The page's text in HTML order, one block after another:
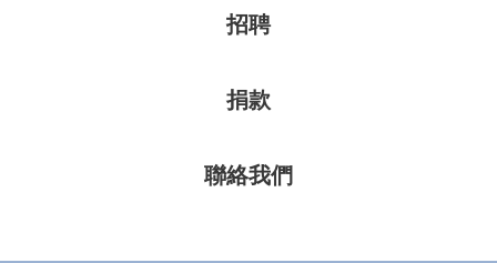
招聘
捐款
聯絡我們